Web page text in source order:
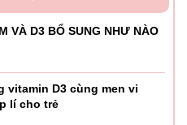
VÀ D3 BỔ SUNG NHƯ NÀO
vitamin D3 cùng men vi
lí cho trẻ